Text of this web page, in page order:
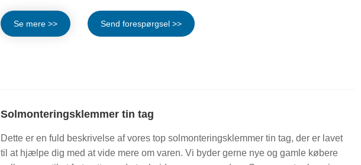
Se mere >> Send forespørgsel >>
Solmonteringsklemmer tin tag
Dette er en fuld beskrivelse af vores top solmonteringsklemmer tin tag, der er lavet
til at hjælpe dig med at vide mere om varen. Vi byder gerne nye og gamle købere